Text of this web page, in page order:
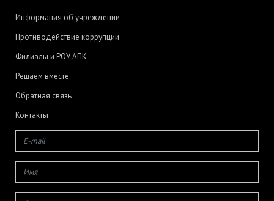
Информация об учреждении
Противодействие коррупции
Филиалы и РОУ АПК
Решаем вместе
Обратная связь
Контакты